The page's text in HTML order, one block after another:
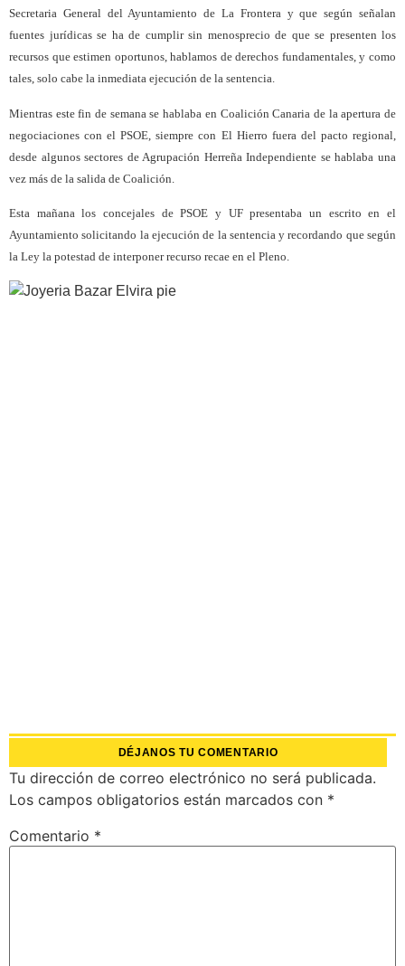
Secretaria General del Ayuntamiento de La Frontera y que según señalan
fuentes jurídicas se ha de cumplir sin menosprecio de que se presenten los
recursos que estimen oportunos, hablamos de derechos fundamentales, y como
tales, solo cabe la inmediata ejecución de la sentencia.
Mientras este fin de semana se hablaba en Coalición Canaria de la apertura de
negociaciones con el PSOE, siempre con El Hierro fuera del pacto regional,
desde algunos sectores de Agrupación Herreña Independiente se hablaba una
vez más de la salida de Coalición.
Esta mañana los concejales de PSOE y UF presentaba un escrito en el
Ayuntamiento solicitando la ejecución de la sentencia y recordando que según
la Ley la potestad de interponer recurso recae en el Pleno.
DÉJANOS TU COMENTARIO
Tu dirección de correo electrónico no será publicada.
Los campos obligatorios están marcados con *
Comentario *